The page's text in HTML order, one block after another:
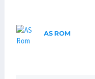
AS ROM